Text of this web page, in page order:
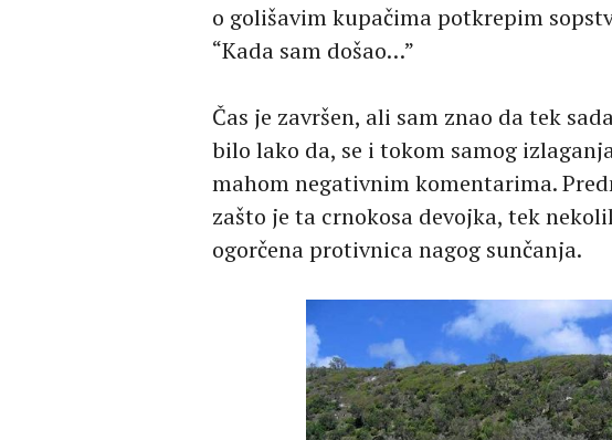
o golišavim kupačima potkrepim
“Kada sam došao…”
Čas je završen, ali sam znao da tek
bilo lako da, se i tokom samog
mahom negativnim komentarima.
zašto je ta crnokosa devojka, tek
ogorčena protivnica nagog sunčanja.